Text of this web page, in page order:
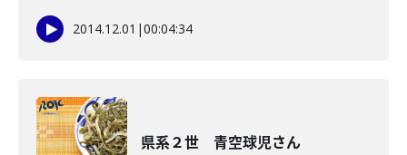
2014.12.01 |00:04:34
県系２世 青空球児さん